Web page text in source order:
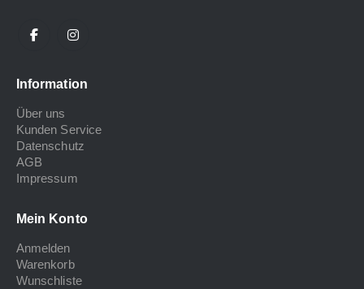
Information
Über uns
Kunden Service
Datenschutz
AGB
Impressum
Mein Konto
Anmelden
Warenkorb
Wunschliste